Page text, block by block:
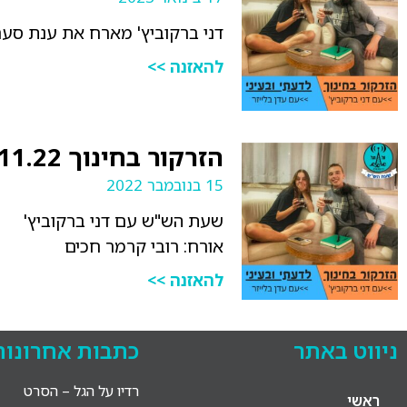
דני ברקוביץ' מארח את ענת
להאזנה >>
הזרקור בחינוך 15.11.22
15 בנובמבר 2022
שעת הש"ש עם דני ברקוביץ'
אורח: רובי קרמר חכים
להאזנה >>
ניווט באתר
ראשי
כתבות
רדיו על הגל – הסרט